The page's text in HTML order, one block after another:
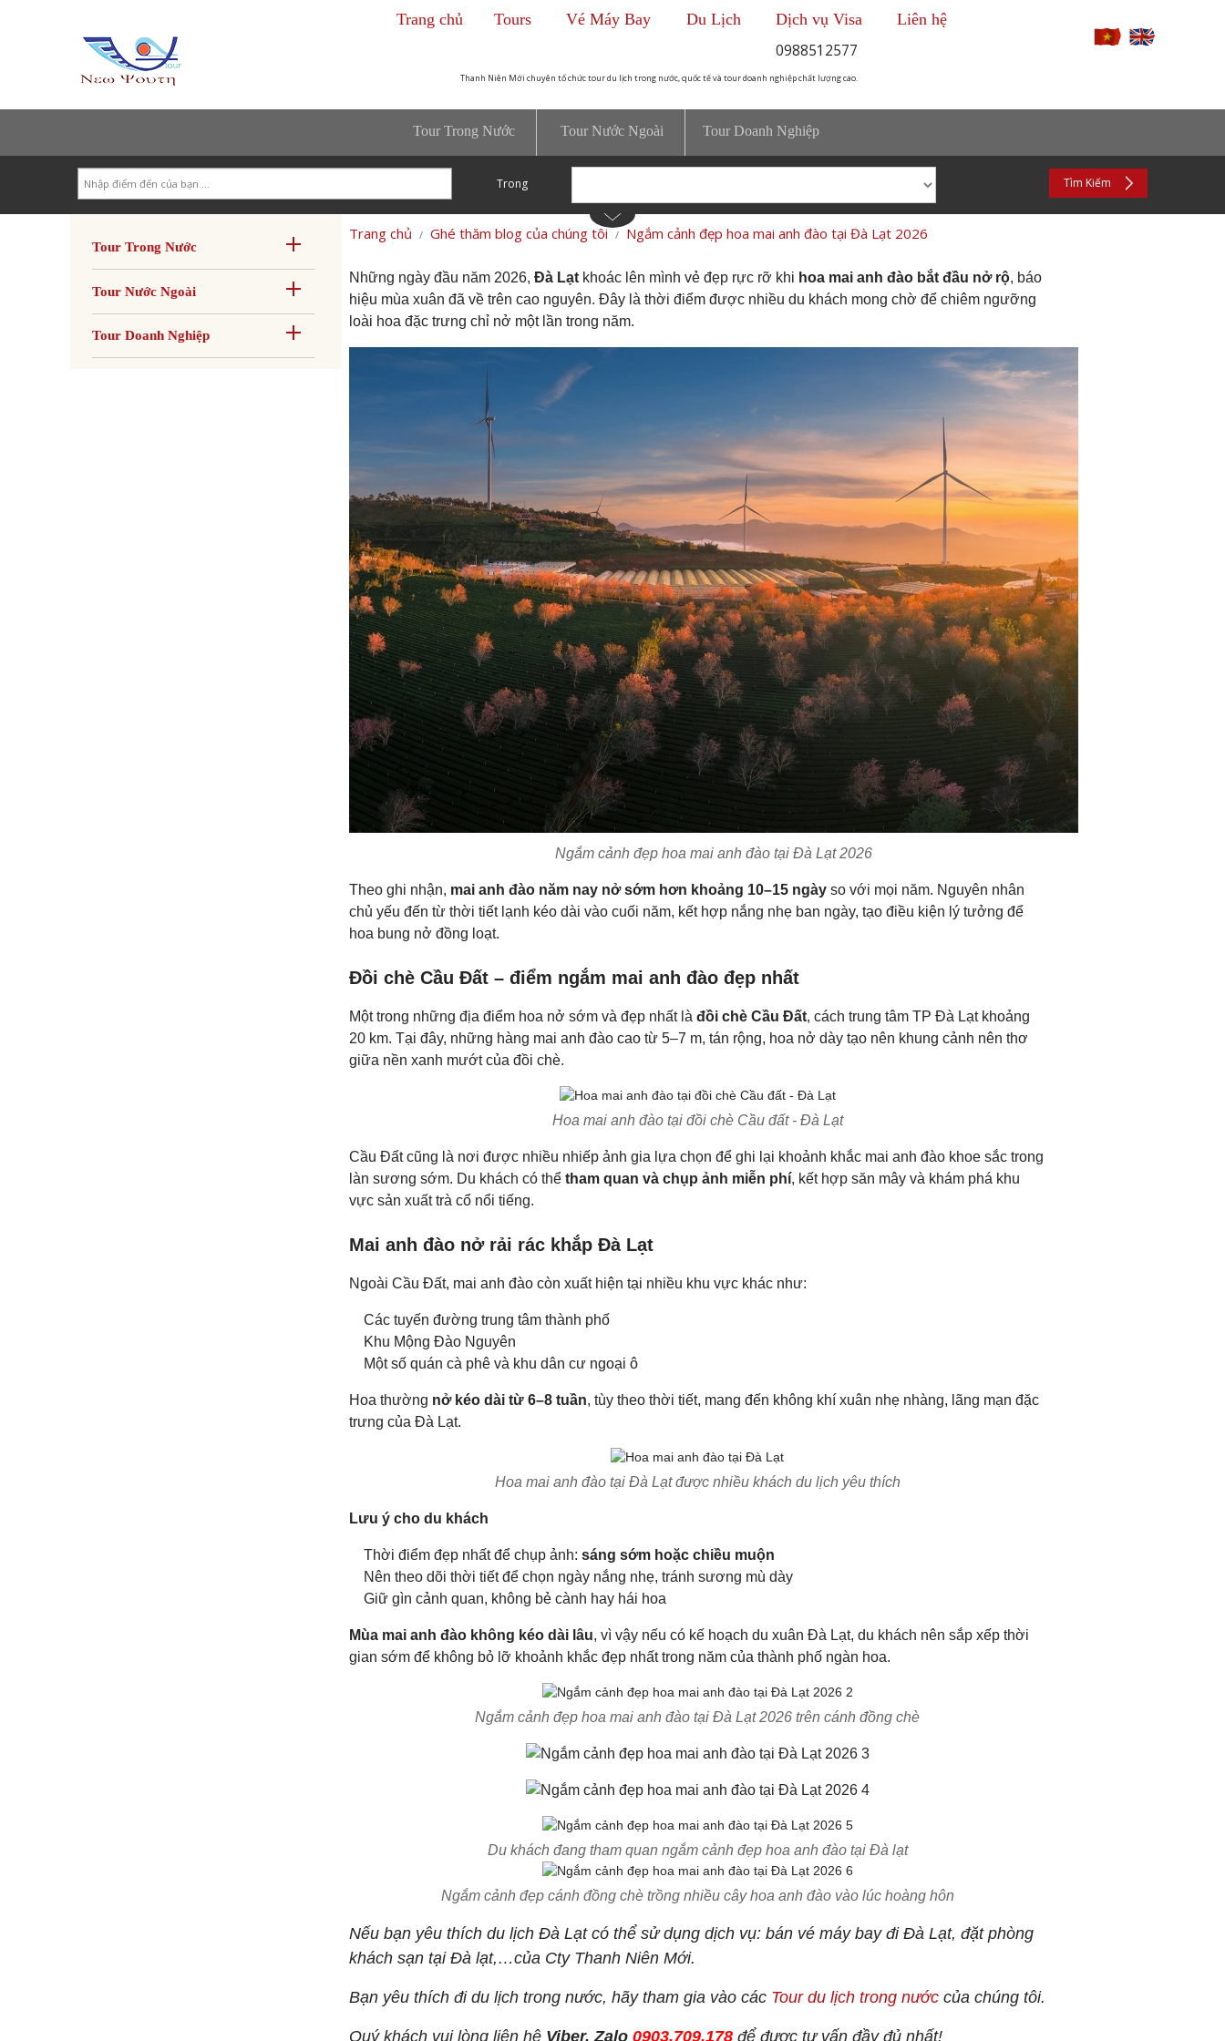
0988512577
Thanh Niên Mới chuyên tổ chức tour du lịch trong nước, quốc tế và tour doanh nghiệp chất lượng cao.
Trang chủ Tours Vé Máy Bay Du Lịch Dịch vụ Visa Liên hệ
Tour Trong Nước Tour Nước Ngoài Tour Doanh Nghiệp
Search
Trong Tìm Kiếm
Tour Trong Nước
Tour Nước Ngoài
Tour Doanh Nghiệp
Trang chủ Ghé thăm blog của chúng tôi Ngắm cảnh đẹp hoa mai anh đào tại Đà Lạt 2026
Những ngày đầu năm 2026, Đà Lạtkhoác lên mình vẻ đẹp rực rỡ khi hoa mai anh đào bắt đầu nở rộ, báo
hiệu mùa xuân đã về trên cao nguyên. Đây là thời điểm được nhiều du khách mong chờ để chiêm ngưỡng
loài hoa đặc trưng chỉ nở một lần trong năm.
Ngắm cảnh đẹp hoa mai anh đào tại Đà Lạt 2026
Theo ghi nhận, mai anh đào năm nay nở sớm hơn khoảng 10–15 ngàyso với mọi năm. Nguyên nhân
chủ yếu đến từ thời tiết lạnh kéo dài vào cuối năm, kết hợp nắng nhẹ ban ngày, tạo điều kiện lý tưởng để
hoa bung nở đồng loạt.
Đồi chè Cầu Đất – điểm ngắm mai anh đào đẹp nhất
Một trong những địa điểm hoa nở sớm và đẹp nhất là đồi chè Cầu Đất, cách trung tâm TP Đà Lạt khoảng
20 km. Tại đây, những hàng mai anh đào cao từ 5–7 m, tán rộng, hoa nở dày tạo nên khung cảnh nên thơ
giữa nền xanh mướt của đồi chè.
Hoa mai anh đào tại đồi chè Cầu đất - Đà Lạt
Cầu Đất cũng là nơi được nhiều nhiếp ảnh gia lựa chọn để ghi lại khoảnh khắc mai anh đào khoe sắc trong
làn sương sớm. Du khách có thể tham quan và chụp ảnh miễn phí, kết hợp săn mây và khám phá khu
vực sản xuất trà cổ nổi tiếng.
Mai anh đào nở rải rác khắp Đà Lạt
Ngoài Cầu Đất, mai anh đào còn xuất hiện tại nhiều khu vực khác như:
Các tuyến đường trung tâm thành phố
Khu Mộng Đào Nguyên
Một số quán cà phê và khu dân cư ngoại ô
Hoa thường nở kéo dài từ 6–8 tuần, tùy theo thời tiết, mang đến không khí xuân nhẹ nhàng, lãng mạn đặc
trưng của Đà Lạt.
Hoa mai anh đào tại Đà Lạt được nhiều khách du lịch yêu thích
Lưu ý cho du khách
Thời điểm đẹp nhất để chụp ảnh: sáng sớm hoặc chiều muộn
Nên theo dõi thời tiết để chọn ngày nắng nhẹ, tránh sương mù dày
Giữ gìn cảnh quan, không bẻ cành hay hái hoa
Mùa mai anh đào không kéo dài lâu, vì vậy nếu có kế hoạch du xuân Đà Lạt, du khách nên sắp xếp thời
gian sớm để không bỏ lỡ khoảnh khắc đẹp nhất trong năm của thành phố ngàn hoa.
Ngắm cảnh đẹp hoa mai anh đào tại Đà Lạt 2026 trên cánh đồng chè
Du khách đang tham quan ngắm cảnh đẹp hoa anh đào tại Đà lạt
Ngắm cảnh đẹp cánh đồng chè trồng nhiều cây hoa anh đào vào lúc hoàng hôn
Nếu bạn yêu thích du lịch Đà Lạt có thể sử dụng dịch vụ: bán vé máy bay đi Đà Lạt, đặt phòng
khách sạn tại Đà lạt,…của Cty Thanh Niên Mới.
Bạn yêu thích đi du lịch trong nước, hãy tham gia vào các Tour du lịch trong nướccủa chúng tôi.
Quý khách vui lòng liên hệ Viber, Zalo 0903.709.178để được tư vấn đầy đủ nhất!